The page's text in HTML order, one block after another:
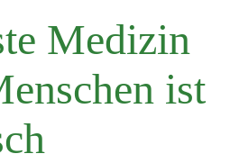
Medizin
ist